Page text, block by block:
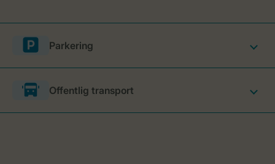
Parkering
Offentlig transport